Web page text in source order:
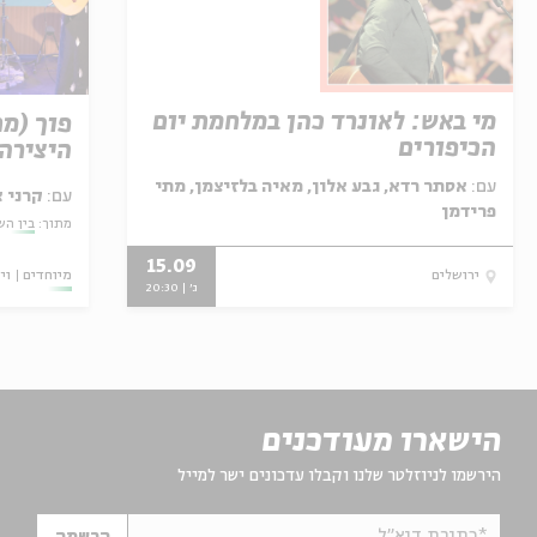
מי באש: לאונרד כהן במלחמת יום
הכיפורים
עם: אסתר רדא, גבע אלון, מאיה בלזיצמן, מתי
פרידמן
ירושלים 15.09
ג' | 20:30
פוך
עם: קרני
מתוך: בין
מיוחדים
הישארו מעודכנים
הירשמו לניוזלטר שלנו וקבלו עדכונים ישר למייל